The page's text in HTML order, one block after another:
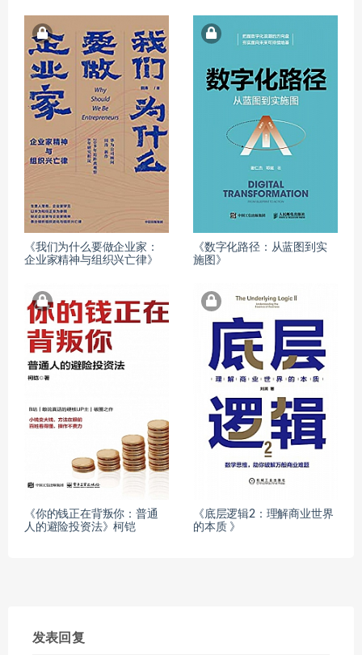
《我们为什么要做企业家：
企业家精神与组织兴亡律》
《数字化路径：从蓝图到实
施图》
《你的钱正在背叛你：普通
人的避险投资法》柯铠
《底层逻辑2：理解商业世界
的本质 》
发表回复